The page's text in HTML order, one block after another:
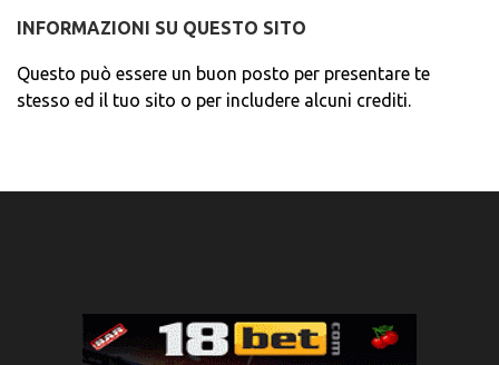
INFORMAZIONI SU QUESTO SITO
Questo può essere un buon posto per presentare te
stesso ed il tuo sito o per includere alcuni crediti.